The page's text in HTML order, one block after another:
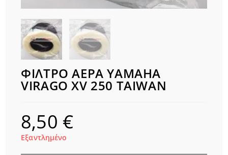
ΦΙΛΤΡΟ ΑΕΡΑ YAMAHA
VIRAGO XV 250 TAIWAN
8,50 €
Εξαντλημένο